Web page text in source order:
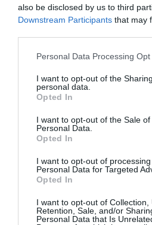
also be disclosed by us to third
Downstream Participants that may
Please note that this website/app
not limited to your visit or usage
grant or deny consent to Google
use your data for below specified
consent section.
Personal Data Processing
I want to opt-out of the
personal data.
Opted In
I want to opt-out of the Sale of
Personal Data.
Opted In
I want to opt-out of
Personal Data for Targeted
Opted In
I want to opt-out of Collection,
Retention, Sale, and/or
Personal Data that Is